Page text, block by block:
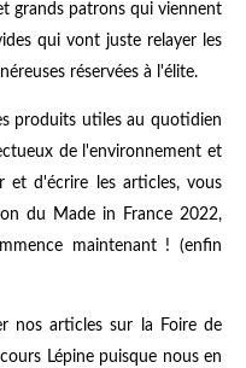
grands patrons qui viennent
qui vont juste relayer les
réservées à l'élite.
produits utiles au quotidien
de l'environnement et
et d'écrire les articles, vous
du Made in France 2022,
maintenant ! (enfin
nos articles sur la Foire de
Lépine puisque nous en